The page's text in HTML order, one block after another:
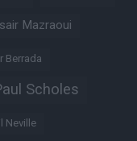
Mazraoui
Berrada
Scholes
Neville